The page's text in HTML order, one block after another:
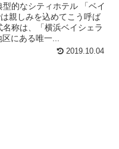
的なシティホテル 「ベイ
親しみを込めてこう呼ば
称は、「横浜ベイシェラ
にある唯一...
2019.10.04